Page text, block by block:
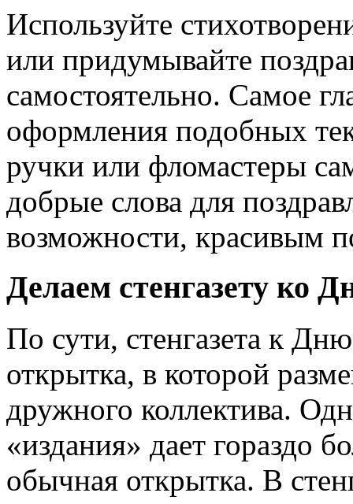
Используйте
или придумывайте
самостоятельно. Самое
оформления подобных
ручки или фломастеры
добрые слова для
возможности, красивым
Делаем стенгазету ко
По сути, стенгазета к
открытка, в которой
дружного коллектива.
«издания» дает гораздо
обычная открытка. В